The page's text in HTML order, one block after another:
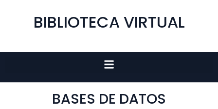
BIBLIOTECA VIRTUAL
BASES DE DATOS